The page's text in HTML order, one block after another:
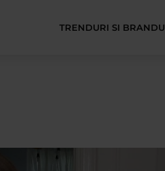
TRENDURI SI